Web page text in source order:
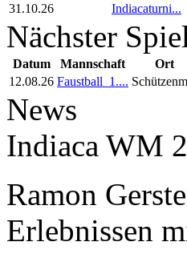
31.10.26
Indiacaturni...
Nächster
Datum Mannschaft
Ort
12.08.26 Faustball_1....
News
Indiaca WM
Ramon
Erlebnissen